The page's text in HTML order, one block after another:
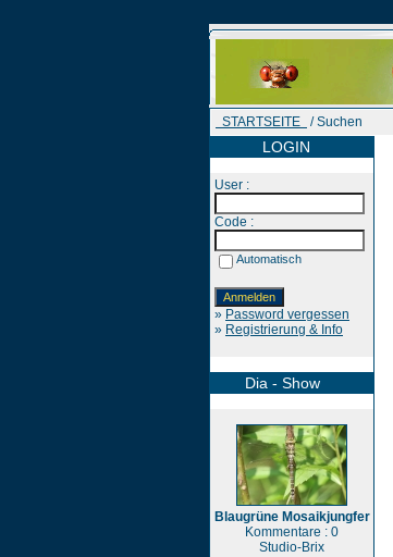
STARTSEITE / Suchen
LOGIN
User :
Code :
Automatisch
» Password vergessen
» Registrierung & Info
Dia - Show
Blaugrüne Mosaikjungfer
Kommentare : 0
Studio-Brix